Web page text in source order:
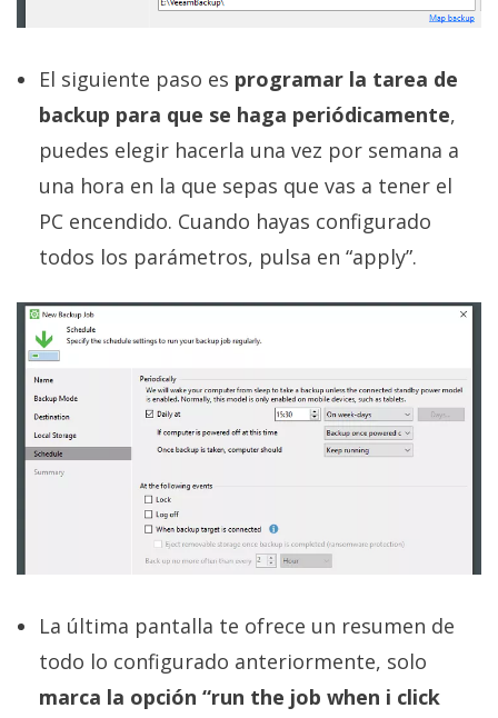
El siguiente paso es programar la tarea de
backup para que se haga periódicamente,
puedes elegir hacerla una vez por semana a
una hora en la que sepas que vas a tener el
PC encendido. Cuando hayas configurado
todos los parámetros, pulsa en “apply”.
La última pantalla te ofrece un resumen de
todo lo configurado anteriormente, solo
marca la opción “run the job when i click